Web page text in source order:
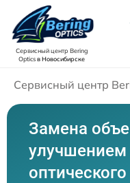
Сервисный центр Bering
Opticsв Новосибирске
Сервисный центр
Замена
улучшением